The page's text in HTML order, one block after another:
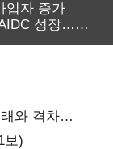
입자 증가
성장…
와 격차
보)